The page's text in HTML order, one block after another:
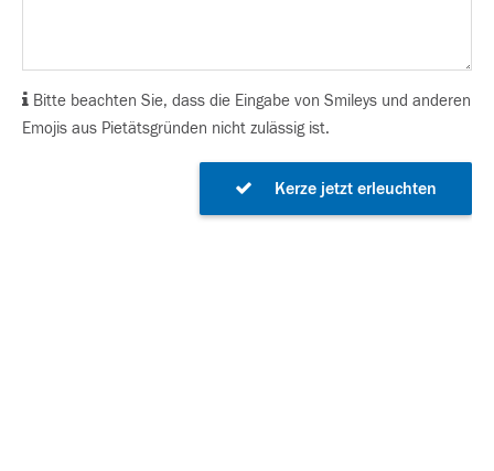
Bitte beachten Sie, dass die Eingabe von Smileys und anderen
Emojis aus Pietätsgründen nicht zulässig ist.
Kerze jetzt erleuchten